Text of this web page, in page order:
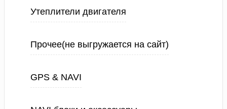
Утеплители двигателя
Прочее(не выгружается на сайт)
GPS & NAVI